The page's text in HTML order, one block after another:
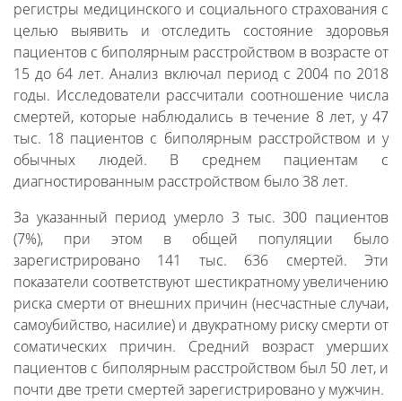
регистры медицинского и социального страхования с
целью выявить и отследить состояние здоровья
пациентов с биполярным расстройством в возрасте от
15 до 64 лет. Анализ включал период с 2004 по 2018
годы. Исследователи рассчитали соотношение числа
смертей, которые наблюдались в течение 8 лет, у 47
тыс. 18 пациентов с биполярным расстройством и у
обычных людей. В среднем пациентам с
диагностированным расстройством было 38 лет.
За указанный период умерло 3 тыс. 300 пациентов
(7%), при этом в общей популяции было
зарегистрировано 141 тыс. 636 смертей. Эти
показатели соответствуют шестикратному увеличению
риска смерти от внешних причин (несчастные случаи,
самоубийство, насилие) и двукратному риску смерти от
соматических причин. Средний возраст умерших
пациентов с биполярным расстройством был 50 лет, и
почти две трети смертей зарегистрировано у мужчин.